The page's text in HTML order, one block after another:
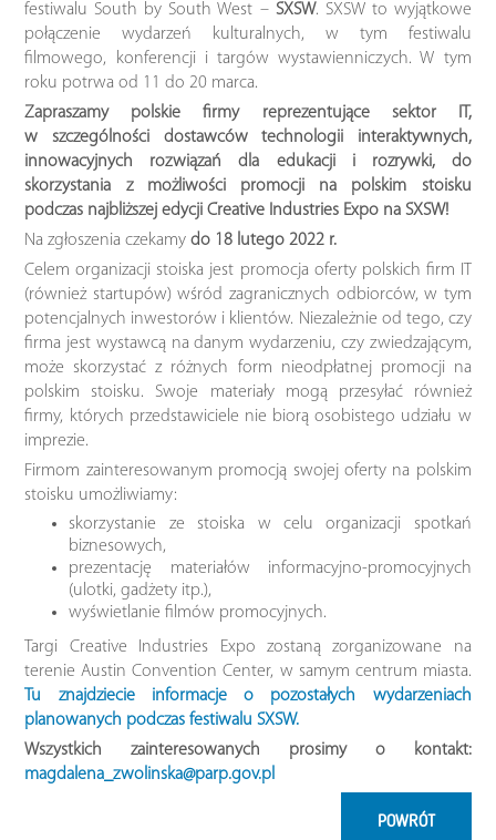
festiwalu South by South West – SXSW. SXSW to wyjątkowe
połączenie wydarzeń kulturalnych, w tym festiwalu
filmowego, konferencji i targów wystawienniczych. W tym
roku potrwa od 11 do 20 marca.
Zapraszamy polskie firmy reprezentujące sektor IT,
w szczególności dostawców technologii interaktywnych,
innowacyjnych rozwiązań dla edukacji i rozrywki,do
skorzystania z możliwości promocji na polskim stoisku
podczas najbliższej edycji Creative Industries Expo na SXSW!
Na zgłoszenia czekamydo 18 lutego 2022 r.
Celem organizacji stoiska jest promocja oferty polskich firm IT
(również startupów) wśród zagranicznych odbiorców, w tym
potencjalnych inwestorów i klientów. Niezależnie od tego, czy
firma jest wystawcą na danym wydarzeniu, czy zwiedzającym,
może skorzystać z różnych form nieodpłatnej promocji na
polskim stoisku. Swoje materiały mogą przesyłać również
firmy, których przedstawiciele nie biorą osobistego udziału w
imprezie.
Firmom zainteresowanym promocją swojej oferty na polskim
stoisku umożliwiamy:
skorzystanie ze stoiska w celu organizacji spotkań
biznesowych,
prezentację materiałów informacyjno-promocyjnych
(ulotki, gadżety itp.),
wyświetlanie filmów promocyjnych.
Targi Creative Industries Expo zostaną zorganizowane na
terenie Austin Convention Center, w samym centrum miasta.
Tu znajdziecie informacje o pozostałych wydarzeniach
planowanych podczas festiwalu SXSW.
Wszystkich zainteresowanych prosimy o kontakt:
magdalena_zwolinska@parp.gov.pl
POWRÓT